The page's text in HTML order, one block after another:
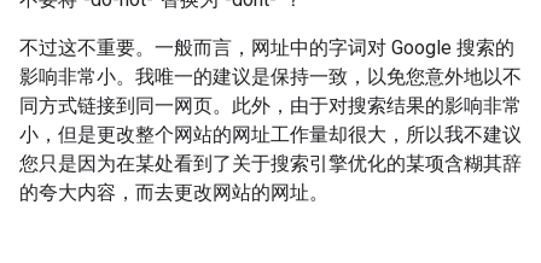
不过这不重要。一般而言，网址中的字词对 Google 搜索的
影响非常小。我唯一的建议是保持一致，以免您意外地以不
同方式链接到同一网页。此外，由于对搜索结果的影响非常
小，但是更改整个网站的网址工作量却很大，所以我不建议
您只是因为在某处看到了关于搜索引擎优化的某项含糊其辞
的夸大内容，而去更改网站的网址。